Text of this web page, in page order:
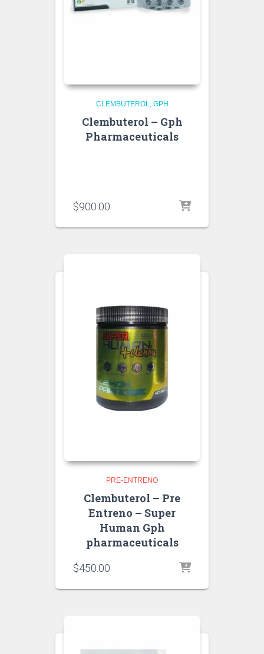
CLEMBUTEROL GPH
Clembuterol – Gph
Pharmaceuticals
$900.00
PRE-ENTRENO
Clembuterol – Pre
Entreno – Super
Human Gph
pharmaceuticals
$450.00